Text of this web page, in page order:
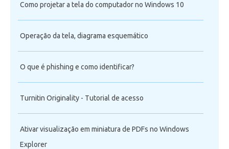
Como projetar a tela do computador no Windows 10
Operação da tela, diagrama esquemático
O que é phishing e como identificar?
Turnitin Originality - Tutorial de acesso
Ativar visualização em miniatura de PDFs no Windows
Explorer